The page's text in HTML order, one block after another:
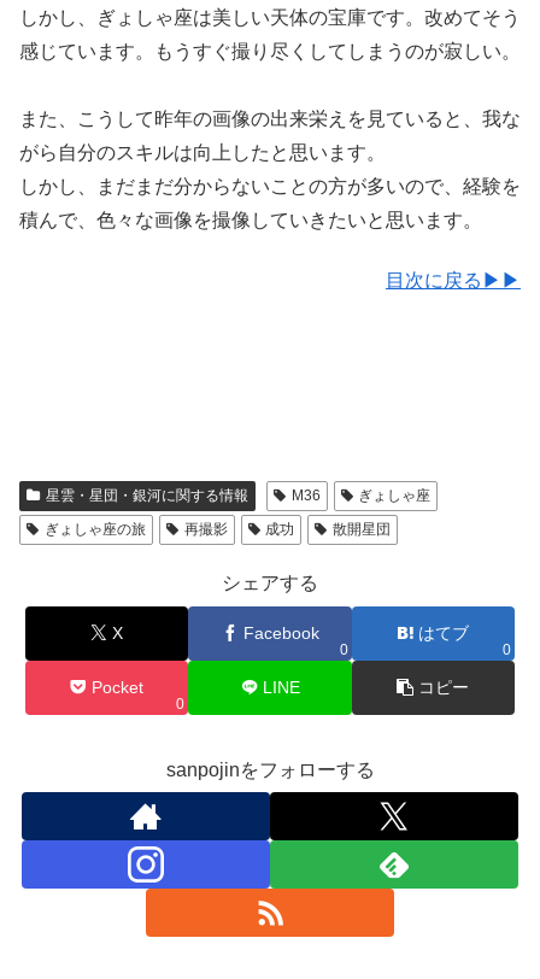
しかし、ぎょしゃ座は美しい天体の宝庫です。改めてそう
感じています。もうすぐ撮り尽くしてしまうのが寂しい。
また、こうして昨年の画像の出来栄えを見ていると、我な
がら自分のスキルは向上したと思います。
しかし、まだまだ分からないことの方が多いので、経験を
積んで、色々な画像を撮像していきたいと思います。
目次に戻る▶▶
星雲・星団・銀河に関する情報 M36
ぎょしゃ座
ぎょしゃ座の旅
再撮影 成功 散開星団
シェアする
X Facebook
0
はてブ
0
Pocket
0
LINE コピー
sanpojinをフォローする